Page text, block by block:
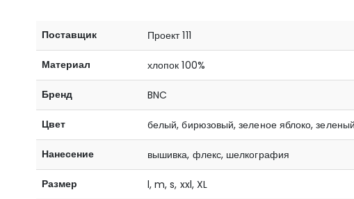
Поставщик Проект 111
Материал хлопок 100%
Бренд BNC
Цвет белый, бирюзовый, зеленое яблоко,
Нанесение вышивка, флекс, шелкография
Размер l, m, s, xxl, XL